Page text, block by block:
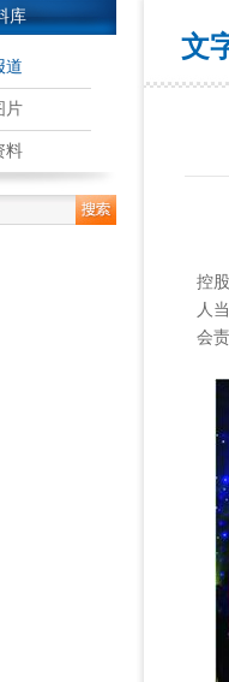
库
道
片
料
文
1
控
人
会